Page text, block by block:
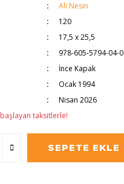
Ali Nesin
120
17,5 x 25,5
978-605-5794-04-0
İnce Kapak
Ocak 1994
Nisan 2026
taksitlerle!
SEPETE EKLE